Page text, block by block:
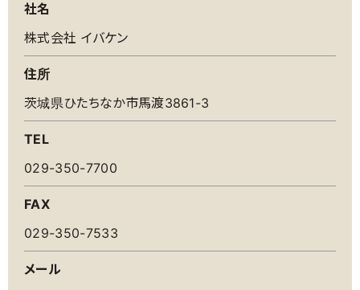
社名
株式会社 イバケン
住所
茨城県ひたちなか市馬渡3861-3
TEL
029-350-7700
FAX
029-350-7533
メール